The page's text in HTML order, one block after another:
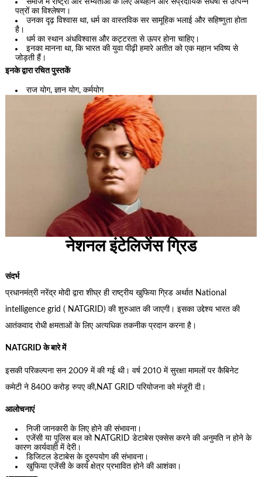
समाज में राष्ट्रों और सभ्यताओं के लिए अर्थहीन और संप्रदायिक संघर्षों से उत्पन्न
पत्रों का विश्लेषण।
उनका दृढ़ विश्वास था, धर्म का वास्तविक सर सामूहिक भलाई और सहिष्णुता होता
है।
धर्म का स्थान अंधविश्वास और कट्टरता से ऊपर होना चाहिए।
इनका मानना था, कि भारत की युवा पीढ़ी हमारे अतीत को एक महान भविष्य से
जोड़ती हैं।
इनके द्वारा रचित पुस्तकें
राज योग, ज्ञान योग, कर्मयोग
नेशनल इंटेलिजेंस ग्रिड
संदर्भ
प्रधानमंत्री नरेंद्र मोदी द्वारा शीघ्र ही राष्ट्रीय खुफिया ग्रिड अर्थात National
intelligence grid ( NATGRID) की शुरुआत की जाएगी। इसका उद्देश्य भारत की
आतंकवाद रोधी क्षमताओं के लिए अत्यधिक तकनीक प्रदान करना है।
NATGRID के बारे में
इसकी परिकल्पना सन 2009 में की गई थी। वर्ष 2010 में सुरक्षा मामलों पर कैबिनेट
कमेटी ने 8400 करोड़ रुपए की,NAT GRID परियोजना को मंजूरी दी।
आलोचनाएं
निजी जानकारी के लिए होने की संभावना।
एजेंसी या पुलिस बल को NATGRID डेटाबेस एक्सेस करने की अनुमति न होने के
कारण कार्यवाही में देरी।
डिजिटल डेटाबेस के दुरुपयोग की संभावना।
खुफिया एजेंसी के कार्य क्षेत्र प्रभावित होने की आशंका।